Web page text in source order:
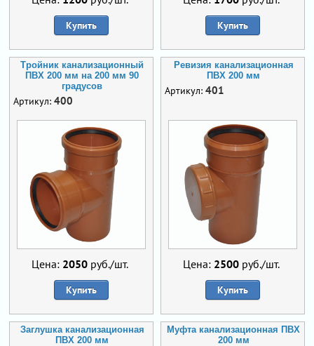
Купить Купить
Тройник канализационный
ПВХ 200 мм на 200 мм 90
градусов
Артикул: 400
Цена: 2050руб./шт.
Купить
Ревизия канализационная
ПВХ 200 мм
Артикул: 401
Цена: 2500руб./шт.
Купить
Заглушка канализационная
ПВХ 200 мм
Муфта канализационная ПВХ
200 мм